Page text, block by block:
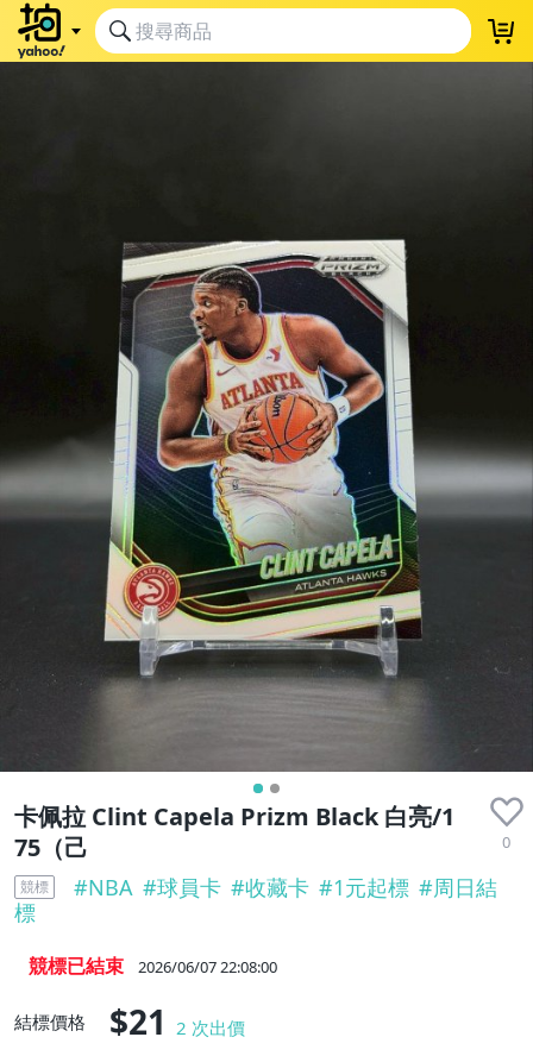
卡佩拉 Clint Capela Prizm Black 白亮/1
75（己
0
競標 #NBA #球員卡 #收藏卡 #1元起標 #周日結
標
競標已結束 2026/06/07 22:08:00
結標價格 $21 2 次出價